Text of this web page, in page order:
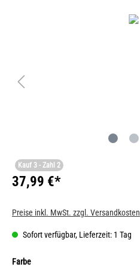
Kauf 3 - Zahl 2
37,99 €*
Preise inkl. MwSt. zzgl. Versandkosten
Sofort verfügbar, Lieferzeit: 1 Tag
Farbe